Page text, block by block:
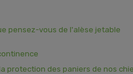
pensez-vous de l'alèse jetable
protection des paniers de nos